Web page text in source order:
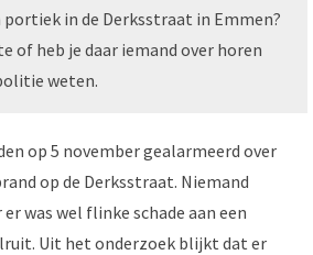
in de Derksstraat in Emmen?
of heb je daar iemand over horen
weten.
op 5 november gealarmeerd over
op de Derksstraat. Niemand
was wel flinke schade aan een
Uit het onderzoek blijkt dat er